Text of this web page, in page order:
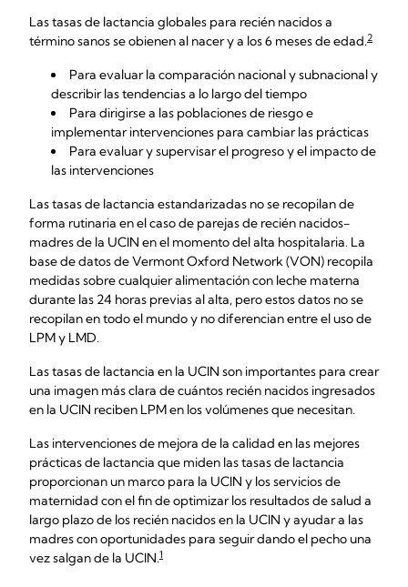
Las tasas de lactancia globales para recién nacidos a
término sanos se obienen al nacer y a los 6 meses de edad.2
Para evaluar la comparación nacional y subnacional y
describir las tendencias a lo largo del tiempo
Para dirigirse a las poblaciones de riesgo e
implementar intervenciones para cambiar las prácticas
Para evaluar y supervisar el progreso y el impacto de
las intervenciones
Las tasas de lactancia estandarizadas no se recopilan de
forma rutinaria en el caso de parejas de recién nacidos-
madres de la UCIN en el momento del alta hospitalaria. La
base de datos de Vermont Oxford Network (VON) recopila
medidas sobre cualquier alimentación con leche materna
durante las 24 horas previas al alta, pero estos datos no se
recopilan en todo el mundo y no diferencian entre el uso de
LPM y LMD.
Las tasas de lactancia en la UCIN son importantes para crear
una imagen más clara de cuántos recién nacidos ingresados
en la UCIN reciben LPM en los volúmenes que necesitan.
Las intervenciones de mejora de la calidad en las mejores
prácticas de lactancia que miden las tasas de lactancia
proporcionan un marco para la UCIN y los servicios de
maternidad con el fin de optimizar los resultados de salud a
largo plazo de los recién nacidos en la UCIN y ayudar a las
madres con oportunidades para seguir dando el pecho una
vez salgan de la UCIN.1